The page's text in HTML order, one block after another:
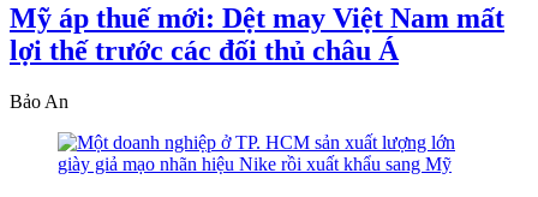
Mỹ áp thuế mới: Dệt may Việt Nam mất
lợi thế trước các đối thủ châu Á
Bảo An